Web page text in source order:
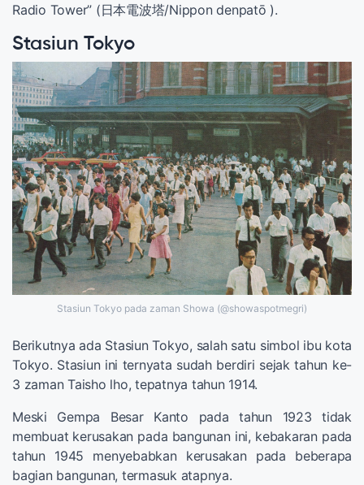
Radio Tower” (日本電波塔/Nippon denpatō ).
Stasiun Tokyo
Stasiun Tokyo pada zaman Showa (@showaspotmegri)
Berikutnya ada Stasiun Tokyo, salah satu simbol ibu kota
Tokyo. Stasiun ini ternyata sudah berdiri sejak tahun ke-
3 zaman Taisho lho, tepatnya tahun 1914.
Meski Gempa Besar Kanto pada tahun 1923 tidak
membuat kerusakan pada bangunan ini, kebakaran pada
tahun 1945 menyebabkan kerusakan pada beberapa
bagian bangunan, termasuk atapnya.